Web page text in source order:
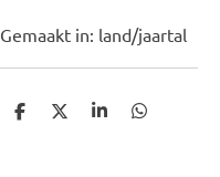
Gemaakt in: land/jaartal
D
D
S
D